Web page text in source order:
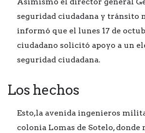
seguridad ciudadana y tránsito
informó que el lunes 17 de
ciudadano solicitó apoyo a un
seguridad ciudadana.
Los hechos
Esto,la avenida ingenieros
colonia Lomas de Sotelo,